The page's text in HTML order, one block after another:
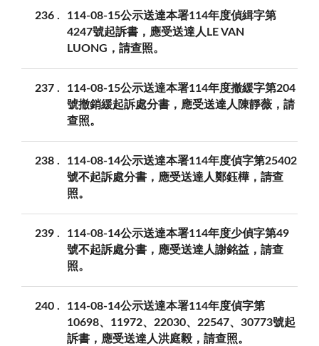
236
114-08-15公示送達本署114年度偵緝字第
4247號起訴書，應受送達人LE VAN
LUONG，請查照。
237
114-08-15公示送達本署114年度撤緩字第204
號撤銷緩起訴處分書，應受送達人陳靜薇，請
查照。
238
114-08-14公示送達本署114年度偵字第25402
號不起訴處分書，應受送達人鄭鈺樺，請查
照。
239
114-08-14公示送達本署114年度少偵字第49
號不起訴處分書，應受送達人謝銘益，請查
照。
240
114-08-14公示送達本署114年度偵字第
10698、11972、22030、22547、30773號起
訴書，應受送達人洪庭毅，請查照。